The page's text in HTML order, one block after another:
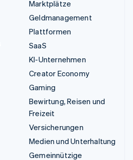
Marktplätze
Geldmanagement
Plattformen
SaaS
KI-Unternehmen
Creator Economy
Gaming
Bewirtung, Reisen und
Freizeit
Versicherungen
Medien und Unterhaltung
Gemeinnützige